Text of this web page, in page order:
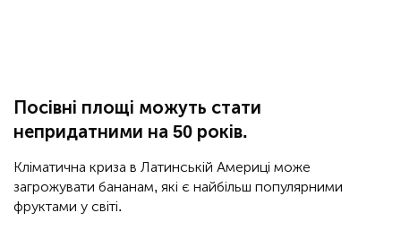
Посівні площі можуть стати
непридатними на 50 років.
Кліматична криза в Латинській Америці може
загрожувати бананам, які є найбільш популярними
фруктами у світі.